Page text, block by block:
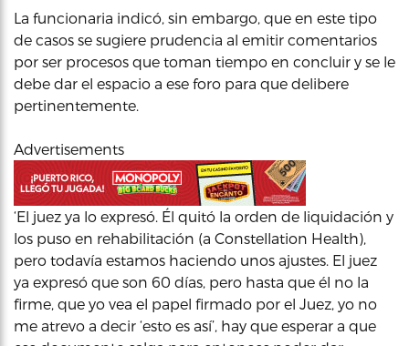
La funcionaria indicó, sin embargo, que en este tipo
de casos se sugiere prudencia al emitir comentarios
por ser procesos que toman tiempo en concluir y se le
debe dar el espacio a ese foro para que delibere
pertinentemente.
Advertisements
‘El juez ya lo expresó. Él quitó la orden de liquidación y
los puso en rehabilitación (a Constellation Health),
pero todavía estamos haciendo unos ajustes. El juez
ya expresó que son 60 días, pero hasta que él no la
firme, que yo vea el papel firmado por el Juez, yo no
me atrevo a decir ‘esto es así’, hay que esperar a que